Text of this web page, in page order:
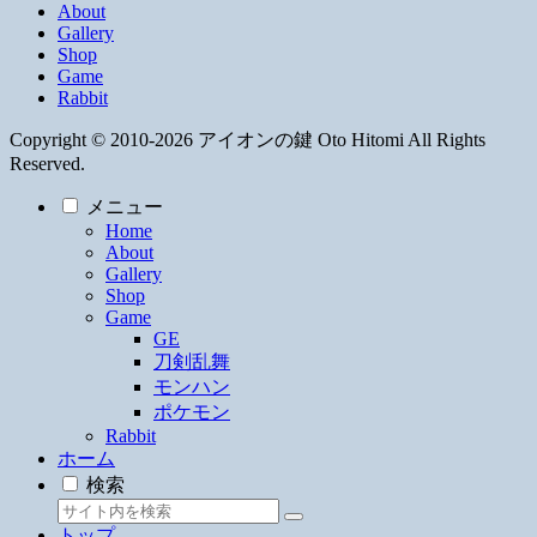
About
Gallery
Shop
Game
Rabbit
Copyright © 2010-2026 アイオンの鍵 Oto Hitomi All Rights
Reserved.
メニュー
Home
About
Gallery
Shop
Game
GE
刀剣乱舞
モンハン
ポケモン
Rabbit
ホーム
検索